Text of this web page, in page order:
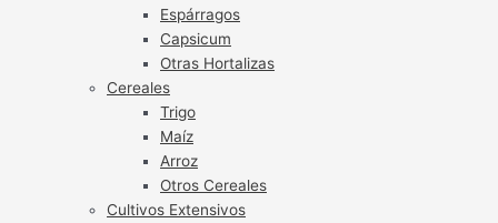
Espárragos
Capsicum
Otras Hortalizas
Cereales
Trigo
Maíz
Arroz
Otros Cereales
Cultivos Extensivos